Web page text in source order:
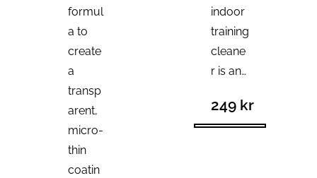
formul
a to
create
a
transp
arent,
micro-
thin
coatin
indoor
training
cleane
r is an…
249 kr